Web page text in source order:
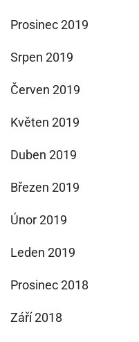
Prosinec 2019
Srpen 2019
Červen 2019
Květen 2019
Duben 2019
Březen 2019
Únor 2019
Leden 2019
Prosinec 2018
Září 2018